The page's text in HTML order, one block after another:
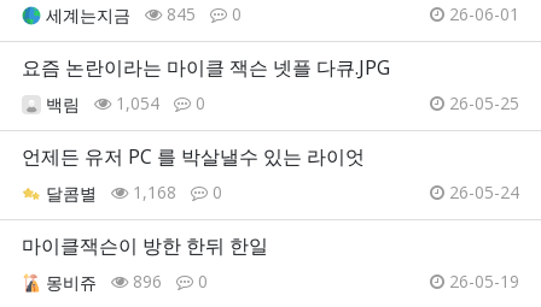
세계는지금 845 0 26-06-01
요즘 논란이라는 마이클 잭슨 넷플 다큐.JPG
백림 1,054 0 26-05-25
언제든 유저 PC 를 박살낼수 있는 라이엇
달콤별 1,168 0 26-05-24
마이클잭슨이 방한 한뒤 한일
몽비쥬 896 0 26-05-19